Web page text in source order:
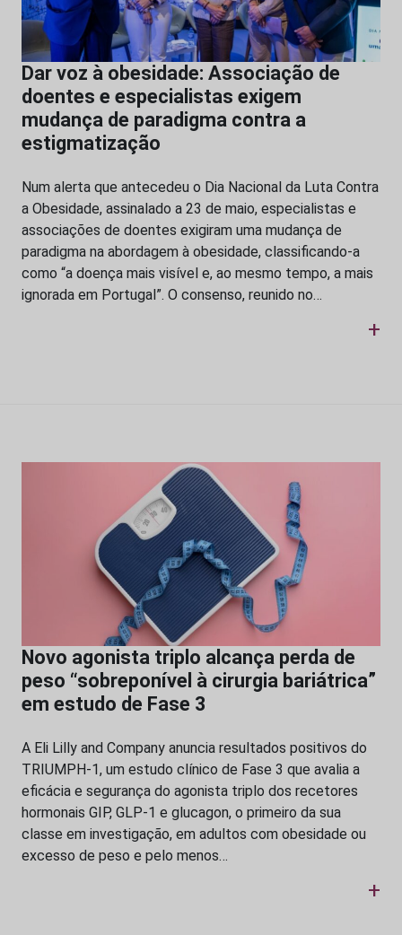
Dar voz à obesidade: Associação de
doentes e especialistas exigem
mudança de paradigma contra a
estigmatização
Num alerta que antecedeu o Dia Nacional da Luta Contra
a Obesidade, assinalado a 23 de maio, especialistas e
associações de doentes exigiram uma mudança de
paradigma na abordagem à obesidade, classificando-a
como “a doença mais visível e, ao mesmo tempo, a mais
ignorada em Portugal”. O consenso, reunido no…
+
Novo agonista triplo alcança perda de
peso “sobreponível à cirurgia bariátrica”
em estudo de Fase 3
A Eli Lilly and Company anuncia resultados positivos do
TRIUMPH-1, um estudo clínico de Fase 3 que avalia a
eficácia e segurança do agonista triplo dos recetores
hormonais GIP, GLP-1 e glucagon, o primeiro da sua
classe em investigação, em adultos com obesidade ou
excesso de peso e pelo menos…
+